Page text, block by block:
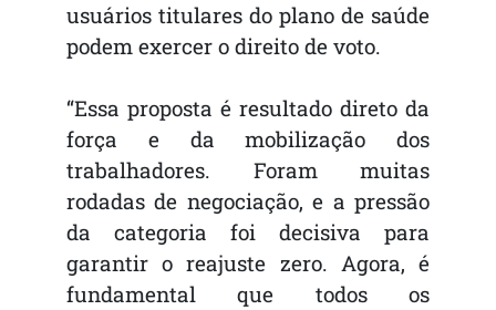
usuários titulares do plano de saúde
podem exercer o direito de voto.
“Essa proposta é resultado direto da
força e da mobilização dos
trabalhadores. Foram muitas
rodadas de negociação, e a pressão
da categoria foi decisiva para
garantir o reajuste zero. Agora, é
fundamental que todos os